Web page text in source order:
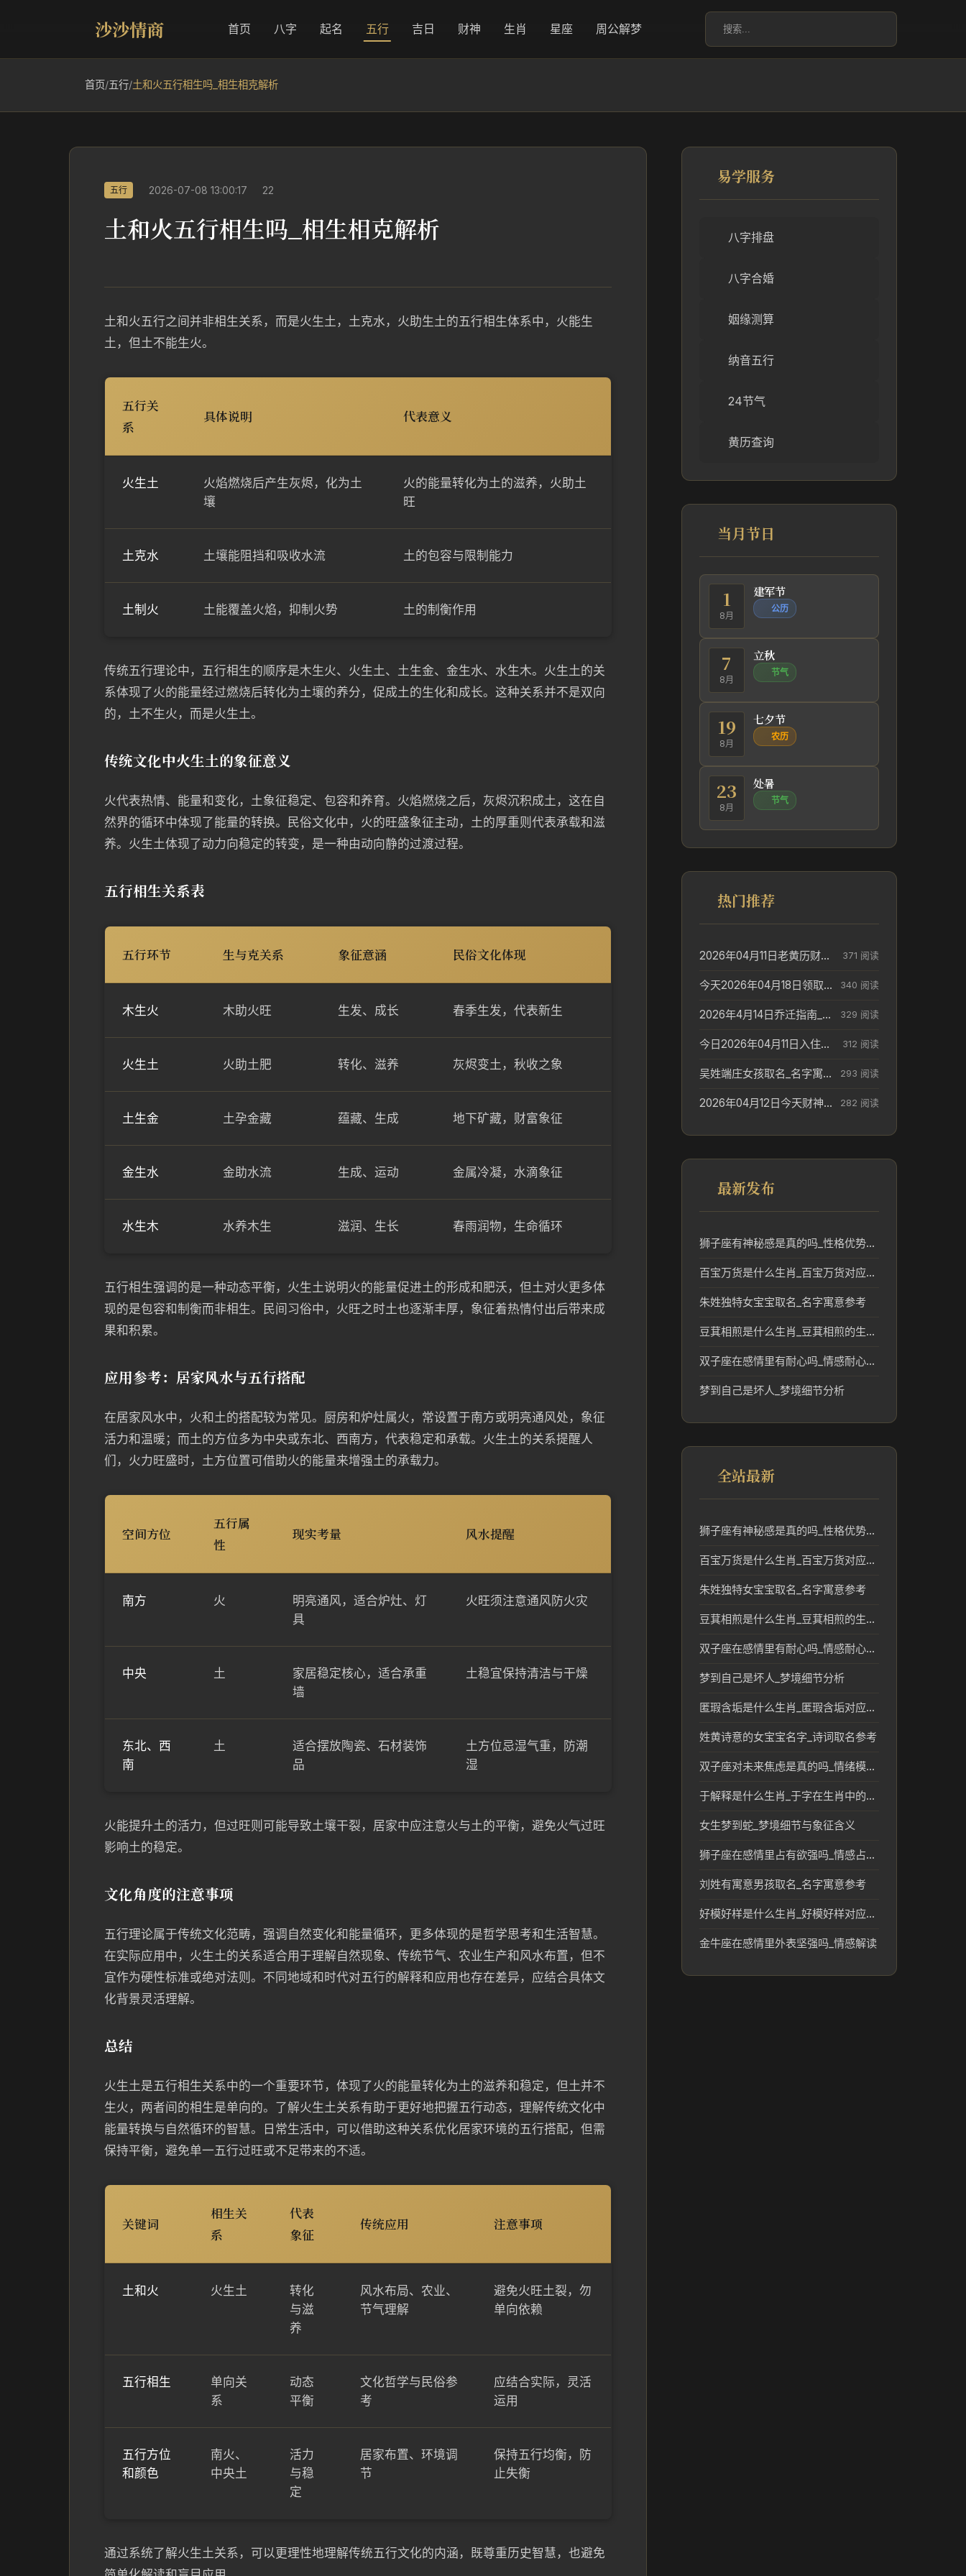
沙沙情商 首页 八字 起名 五行 吉日 财神 生肖 星座 周公解梦
首页/五行/土和火五行相生吗_相生相克解析
五行 2026-07-08 13:00:17 22
土和火五行相生吗_相生相克解析
土和火五行之间并非相生关系，而是火生土，土克水，火助生土的五行相生体系中，火能生
土，但土不能生火。
五行关
系
具体说明 代表意义
火生土
火焰燃烧后产生灰烬，化为土
壤
火的能量转化为土的滋养，火助土
旺
土克水 土壤能阻挡和吸收水流 土的包容与限制能力
土制火 土能覆盖火焰，抑制火势 土的制衡作用
传统五行理论中，五行相生的顺序是木生火、火生土、土生金、金生水、水生木。火生土的关
系体现了火的能量经过燃烧后转化为土壤的养分，促成土的生化和成长。这种关系并不是双向
的，土不生火，而是火生土。
传统文化中火生土的象征意义
火代表热情、能量和变化，土象征稳定、包容和养育。火焰燃烧之后，灰烬沉积成土，这在自
然界的循环中体现了能量的转换。民俗文化中，火的旺盛象征主动，土的厚重则代表承载和滋
养。火生土体现了动力向稳定的转变，是一种由动向静的过渡过程。
五行相生关系表
五行环节 生与克关系 象征意涵 民俗文化体现
木生火 木助火旺 生发、成长 春季生发，代表新生
火生土 火助土肥 转化、滋养 灰烬变土，秋收之象
土生金 土孕金藏 蕴藏、生成 地下矿藏，财富象征
金生水 金助水流 生成、运动 金属冷凝，水滴象征
水生木 水养木生 滋润、生长 春雨润物，生命循环
五行相生强调的是一种动态平衡，火生土说明火的能量促进土的形成和肥沃，但土对火更多体
现的是包容和制衡而非相生。民间习俗中，火旺之时土也逐渐丰厚，象征着热情付出后带来成
果和积累。
应用参考：居家风水与五行搭配
在居家风水中，火和土的搭配较为常见。厨房和炉灶属火，常设置于南方或明亮通风处，象征
活力和温暖；而土的方位多为中央或东北、西南方，代表稳定和承载。火生土的关系提醒人
们，火力旺盛时，土方位置可借助火的能量来增强土的承载力。
空间方位
五行属
性
现实考量 风水提醒
南方 火
明亮通风，适合炉灶、灯
具
火旺须注意通风防火灾
中央 土
家居稳定核心，适合承重
墙
土稳宜保持清洁与干燥
东北、西
南
土
适合摆放陶瓷、石材装饰
品
土方位忌湿气重，防潮
湿
火能提升土的活力，但过旺则可能导致土壤干裂，居家中应注意火与土的平衡，避免火气过旺
影响土的稳定。
文化角度的注意事项
五行理论属于传统文化范畴，强调自然变化和能量循环，更多体现的是哲学思考和生活智慧。
在实际应用中，火生土的关系适合用于理解自然现象、传统节气、农业生产和风水布置，但不
宜作为硬性标准或绝对法则。不同地域和时代对五行的解释和应用也存在差异，应结合具体文
化背景灵活理解。
总结
火生土是五行相生关系中的一个重要环节，体现了火的能量转化为土的滋养和稳定，但土并不
生火，两者间的相生是单向的。了解火生土关系有助于更好地把握五行动态，理解传统文化中
能量转换与自然循环的智慧。日常生活中，可以借助这种关系优化居家环境的五行搭配，但需
保持平衡，避免单一五行过旺或不足带来的不适。
关键词
相生关
系
代表
象征
传统应用 注意事项
土和火 火生土
转化
与滋
养
风水布局、农业、
节气理解
避免火旺土裂，勿
单向依赖
五行相生
单向关
系
动态
平衡
文化哲学与民俗参
考
应结合实际，灵活
运用
五行方位
和颜色
南火、
中央土
活力
与稳
定
居家布置、环境调
节
保持五行均衡，防
止失衡
通过系统了解火生土关系，可以更理性地理解传统五行文化的内涵，既尊重历史智慧，也避免
易学服务
八字排盘
八字合婚
姻缘测算
纳音五行
24节气
黄历查询
当月节日
1
8月
建军节
公历
7
8月
立秋
节气
19
8月
七夕节
农历
23
8月
处暑
节气
热门推荐
2026年04月11日老黄历财神方位_财神方位与供奉讲究 371 阅读
今天2026年04月18日领取结婚证老黄历不适合吗_领证日期参考 340 阅读
2026年4月14日乔迁指南_搬家择日参考 329 阅读
今日2026年04月11日入住新居老黄历不适宜吗_搬家择日参考 312 阅读
吴姓端庄女孩取名_名字寓意参考 293 阅读
2026年04月12日今天财神在哪个吉位_财神方位参考 282 阅读
最新发布
狮子座有神秘感是真的吗_性格优势解析
百宝万货是什么生肖_百宝万货对应的生肖含义与文化解读
朱姓独特女宝宝取名_名字寓意参考
豆萁相煎是什么生肖_豆萁相煎的生肖文化与象征解析
双子座在感情里有耐心吗_情感耐心与性格解析
梦到自己是坏人_梦境细节分析
全站最新
狮子座有神秘感是真的吗_性格优势解析
百宝万货是什么生肖_百宝万货对应的生肖含义与文化解读
朱姓独特女宝宝取名_名字寓意参考
豆萁相煎是什么生肖_豆萁相煎的生肖文化与象征解析
双子座在感情里有耐心吗_情感耐心与性格解析
梦到自己是坏人_梦境细节分析
匿瑕含垢是什么生肖_匿瑕含垢对应的生肖含义与文化解析
姓黄诗意的女宝宝名字_诗词取名参考
双子座对未来焦虑是真的吗_情绪模式参考
于解释是什么生肖_于字在生肖中的象征及对应解析
女生梦到蛇_梦境细节与象征含义
狮子座在感情里占有欲强吗_情感占有欲解析
刘姓有寓意男孩取名_名字寓意参考
好模好样是什么生肖_好模好样对应生肖的传统文化解读
金牛座在感情里外表坚强吗_情感解读